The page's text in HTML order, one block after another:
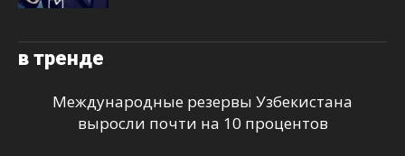
в тренде
Международные резервы Узбекистана
выросли почти на 10 процентов